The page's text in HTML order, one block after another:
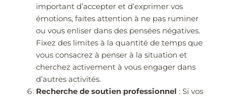
important d’accepter et d’exprimer vos
émotions, faites attention à ne pas ruminer
ou vous enliser dans des pensées négatives.
Fixez des limites à la quantité de temps que
vous consacrez à penser à la situation et
cherchez activement à vous engager dans
d’autres activités.
Recherche de soutien professionnel : Si vos